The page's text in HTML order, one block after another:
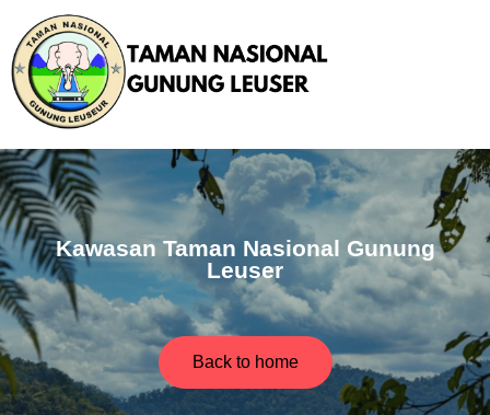
Kawasan Taman Nasional Gunung
Leuser
Back to home